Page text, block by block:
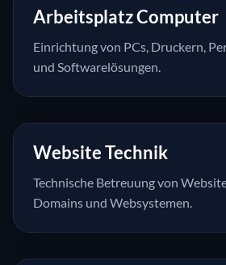
Arbeitsplatz Computer
Einrichtung von PCs, Druckern,
und Softwarelösungen.
Website Technik
Technische Betreuung von
Domains und Websystemen.